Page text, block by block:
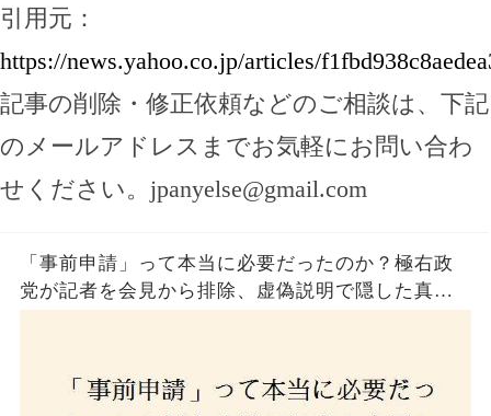
引用元：
https://news.yahoo.co.jp/articles/
記事の削除・修正依頼などのご相談は、下記
のメールアドレスまでお気軽にお問い合わ
せください。 jpanyelse@gmail.com
「事前申請」って本当に必要だったのか？極右政
党が記者を会見から排除、虚偽説明で隠した真実